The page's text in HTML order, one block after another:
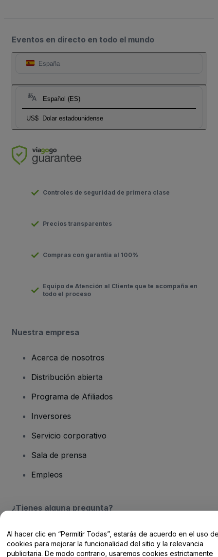
Eventos en directo en todo el mundo
España
Español (ES)
US$ Dolar estadounidense
Controles de seguridad de primera clase
Precios transparentes
Compras con garantía al 100%
Equipo de Atención al Cliente que te acompaña en
todo el proceso
Nuestra empresa
Acerca de nosotros
Distribución abierta
Programa de Afiliados
Inversores
Servicio corporativo
Sala de prensa
Empleos
¿Tienes alguna pregunta?
Centro de Ayuda / Contacto
Al hacer clic en “Permitir Todas”, estarás de acuerdo en el uso
cookies para mejorar la funcionalidad del sitio y la relevancia
publicitaria. De modo contrario, usaremos cookies estrictamente